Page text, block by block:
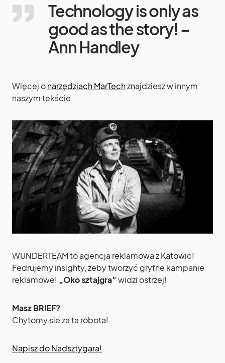
Technology is only as
good as the story! –
Ann Handley
Więcej onarzędziach MarTechznajdziesz w innym
naszym tekście.
WUNDERTEAM to agencja reklamowa z Katowic!
Fedrujemy insighty, żeby tworzyć gryfne kampanie
reklamowe! „Oko sztajgra”widzi ostrzej!
Masz BRIEF?
Chytomy sie za ta robota!
Napisz do Nadsztygara!